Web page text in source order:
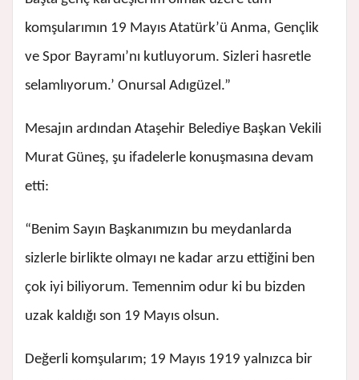
komşularımın 19 Mayıs Atatürk’ü Anma, Gençlik
ve Spor Bayramı’nı kutluyorum. Sizleri hasretle
selamlıyorum.’ Onursal Adıgüzel.”
Mesajın ardından Ataşehir Belediye Başkan Vekili
Murat Güneş, şu ifadelerle konuşmasına devam
etti:
“Benim Sayın Başkanımızın bu meydanlarda
sizlerle birlikte olmayı ne kadar arzu ettiğini ben
çok iyi biliyorum. Temennim odur ki bu bizden
uzak kaldığı son 19 Mayıs olsun.
Değerli komşularım; 19 Mayıs 1919 yalnızca bir